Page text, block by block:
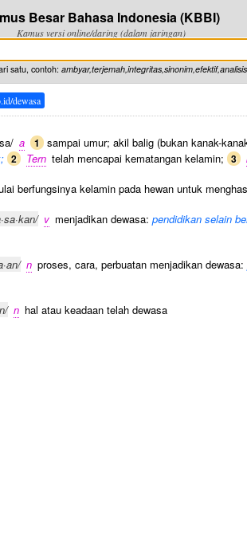
Besar Bahasa Indonesia (KBBI)
Kamus versi online/daring (dalam jaringan)
satu, contoh: ambyar,terjemah,integritas,sinonim,efektif,analisis
dewasa
a 1 sampai umur; akil balig (bukan kanak-
2 Tern telah mencapai kematangan kelamin; 3
berfungsinya kelamin pada hewan untuk
v menjadikan dewasa: pendidikan selain
n proses, cara, perbuatan menjadikan dewasa:
n hal atau keadaan telah dewasa